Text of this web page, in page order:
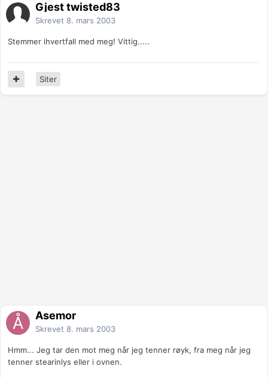
Gjest twisted83
Skrevet 8. mars 2003
Stemmer ihvertfall med meg! Vittig.....
Siter
Åsemor
Skrevet 8. mars 2003
Hmm... Jeg tar den mot meg når jeg tenner røyk, fra meg når jeg
tenner stearinlys eller i ovnen.